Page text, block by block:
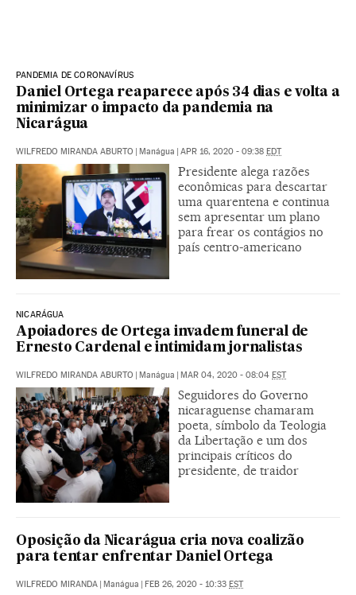
PANDEMIA DE CORONAVÍRUS
Daniel Ortega reaparece após 34 dias e volta a
minimizar o impacto da pandemia na
Nicarágua
WILFREDO MIRANDA ABURTO | Manágua | APR 16, 2020 - 09:38 EDT
Presidente alega razões
econômicas para descartar
uma quarentena e continua
sem apresentar um plano
para frear os contágios no
país centro-americano
NICARÁGUA
Apoiadores de Ortega invadem funeral de
Ernesto Cardenal e intimidam jornalistas
WILFREDO MIRANDA ABURTO | Manágua | MAR 04, 2020 - 08:04 EST
Seguidores do Governo
nicaraguense chamaram
poeta, símbolo da Teologia
da Libertação e um dos
principais críticos do
presidente, de traidor
Oposição da Nicarágua cria nova coalizão
para tentar enfrentar Daniel Ortega
WILFREDO MIRANDA | Manágua | FEB 26, 2020 - 10:33 EST